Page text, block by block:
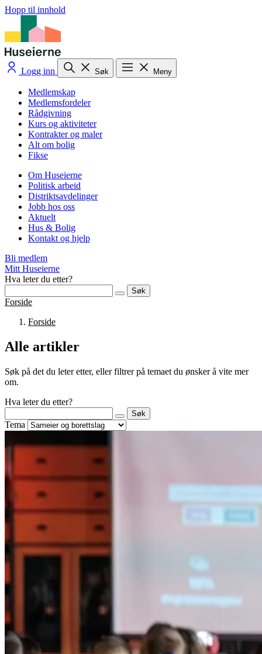
Hopp til innhold
Logg inn Søk Meny
Medlemskap
Medlemsfordeler
Rådgivning
Kurs og aktiviteter
Kontrakter og maler
Alt om bolig
Fikse
Om Huseierne
Politisk arbeid
Distriktsavdelinger
Jobb hos oss
Aktuelt
Hus & Bolig
Kontakt og hjelp
Bli medlem
Mitt Huseierne
Hva leter du etter?
Søk
Forside
Forside
Alle artikler
Søk på det du leter etter, eller filtrer på temaet du ønsker å vite mer
om.
Hva leter du etter?
Søk
Tema